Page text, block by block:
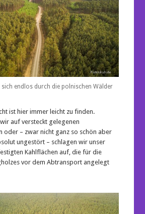
sich endlos durch die polnischen Wälder
ist hier immer leicht zu finden.
auf versteckt gelegenen
oder – zwar nicht ganz so schön aber
ungestört – schlagen wir unser
Kahlflächen auf, die für die
vor dem Abtransport angelegt